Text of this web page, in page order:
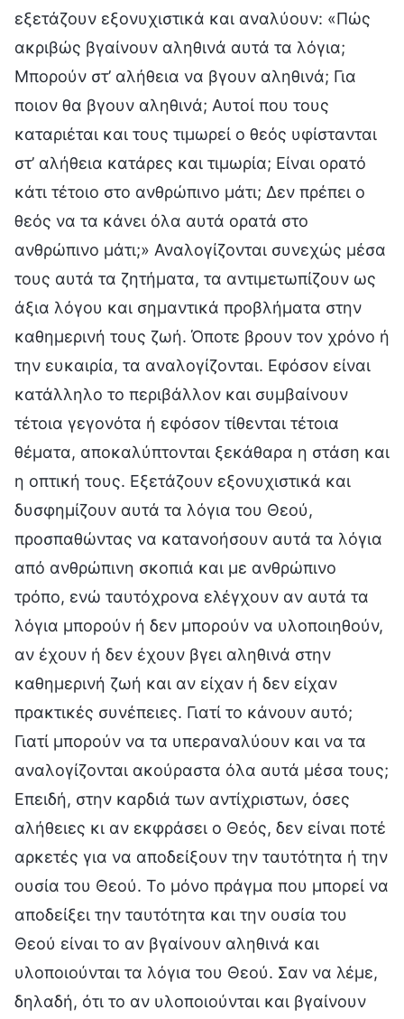
εξετάζουν εξονυχιστικά και αναλύουν: «Πώς
ακριβώς βγαίνουν αληθινά αυτά τα λόγια;
Μπορούν στ’ αλήθεια να βγουν αληθινά; Για
ποιον θα βγουν αληθινά; Αυτοί που τους
καταριέται και τους τιμωρεί ο θεός υφίστανται
στ’ αλήθεια κατάρες και τιμωρία; Είναι ορατό
κάτι τέτοιο στο ανθρώπινο μάτι; Δεν πρέπει ο
θεός να τα κάνει όλα αυτά ορατά στο
ανθρώπινο μάτι;» Αναλογίζονται συνεχώς μέσα
τους αυτά τα ζητήματα, τα αντιμετωπίζουν ως
άξια λόγου και σημαντικά προβλήματα στην
καθημερινή τους ζωή. Όποτε βρουν τον χρόνο ή
την ευκαιρία, τα αναλογίζονται. Εφόσον είναι
κατάλληλο το περιβάλλον και συμβαίνουν
τέτοια γεγονότα ή εφόσον τίθενται τέτοια
θέματα, αποκαλύπτονται ξεκάθαρα η στάση και
η οπτική τους. Εξετάζουν εξονυχιστικά και
δυσφημίζουν αυτά τα λόγια του Θεού,
προσπαθώντας να κατανοήσουν αυτά τα λόγια
από ανθρώπινη σκοπιά και με ανθρώπινο
τρόπο, ενώ ταυτόχρονα ελέγχουν αν αυτά τα
λόγια μπορούν ή δεν μπορούν να υλοποιηθούν,
αν έχουν ή δεν έχουν βγει αληθινά στην
καθημερινή ζωή και αν είχαν ή δεν είχαν
πρακτικές συνέπειες. Γιατί το κάνουν αυτό;
Γιατί μπορούν να τα υπεραναλύουν και να τα
αναλογίζονται ακούραστα όλα αυτά μέσα τους;
Επειδή, στην καρδιά των αντίχριστων, όσες
αλήθειες κι αν εκφράσει ο Θεός, δεν είναι ποτέ
αρκετές για να αποδείξουν την ταυτότητα ή την
ουσία του Θεού. Το μόνο πράγμα που μπορεί να
αποδείξει την ταυτότητα και την ουσία του
Θεού είναι το αν βγαίνουν αληθινά και
υλοποιούνται τα λόγια του Θεού. Σαν να λέμε,
δηλαδή, ότι το αν υλοποιούνται και βγαίνουν